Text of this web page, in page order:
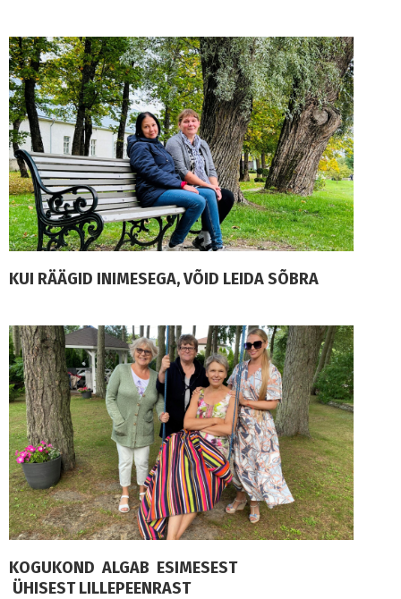
KUI RÄÄGID INIMESEGA, VÕID LEIDA SÕBRA
KOGUKOND ALGAB ESIMESEST
ÜHISEST LILLEPEENRAST